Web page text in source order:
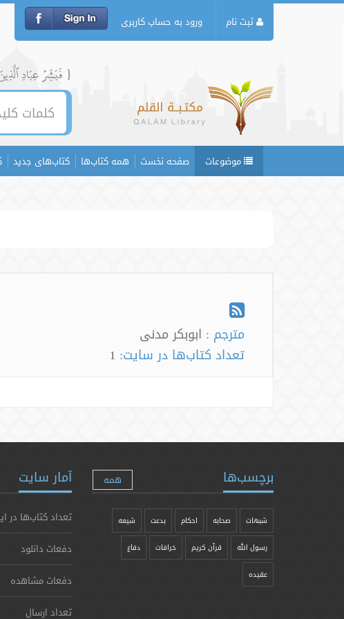
ثبت نام ورود به حساب کاربری
{ فَبَشِّرۡ عِبَادِ
موضوعات صفحه نخست همه کتاب‌ها کتاب‌های جدید
مترجم : ابوبکر مدنی
تعداد کتاب‌ها در سایت: 1
برچسب‌ها همه
شبهات صحابه احکام بدعت شیعه
رسول الله قرآن کریم خرافات دفاع
عقیده
آمار سایت
تعداد کتاب‌ها در
دفعات دانلود
دفعات مشاهده
تعداد ارسال